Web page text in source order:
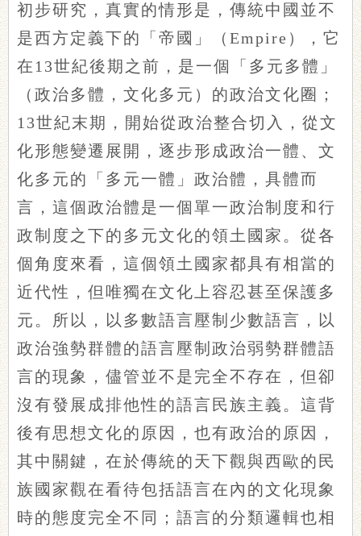
初步研究，真實的情形是，傳統中國並不
是西方定義下的「帝國」（Empire），它
在13世紀後期之前，是一個「多元多體」
（政治多體，文化多元）的政治文化圈；
13世紀末期，開始從政治整合切入，從文
化形態變遷展開，逐步形成政治一體、文
化多元的「多元一體」政治體，具體而
言，這個政治體是一個單一政治制度和行
政制度之下的多元文化的領土國家。從各
個角度來看，這個領土國家都具有相當的
近代性，但唯獨在文化上容忍甚至保護多
元。所以，以多數語言壓制少數語言，以
政治強勢群體的語言壓制政治弱勢群體語
言的現象，儘管並不是完全不存在，但卻
沒有發展成排他性的語言民族主義。這背
後有思想文化的原因，也有政治的原因，
其中關鍵，在於傳統的天下觀與西歐的民
族國家觀在看待包括語言在內的文化現象
時的態度完全不同；語言的分類邏輯也相